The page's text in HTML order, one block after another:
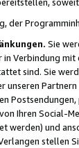
der
Sie
in Verbindung
sind. Sie
unseren
Ihren Social-
werden) und
stellen